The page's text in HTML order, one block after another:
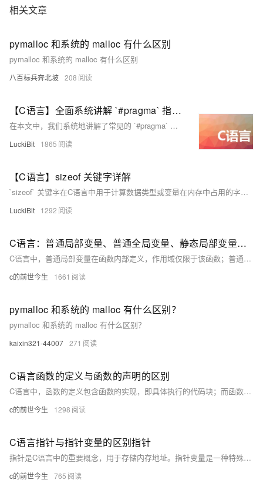
相关文章
pymalloc 和系统的 malloc 有什么区别
pymalloc 和系统的 malloc 有什么区别
八百标兵奔北坡 208
【C语言】全面系统讲解 `#pragma` 指令：从基本用法到高级应用
在本文中，我们系统地讲解了常见的 `#pragma` 指令，包括其基本用法、编译器支持情况、示例代码以及与传统方法的对比。`#pragma` 指令是一个强大的工具，可以帮助开发者精细控制编译器的行为，优化代码性能，避免错误，并确保跨平台兼容性。然而，使用这些指令时需要特别注意编译器的支持情况，因为并非所有的 `#pragma` 指令都能在所有编译器中得到支持。
LuckiBit 1865
【C语言】sizeof 关键字详解
`sizeof` 关键字在C语言中用于计算数据类型或变量在内存中占用的字节数。它是一个编译时操作符，对性能没有影响。`sizeof` 可以用于基本数据类型、数组、结构体、指针等，了解和正确使用 `sizeof` 对于内存管理和调试程序非常重要。
LuckiBit 1292
C语言：普通局部变量、普通全局变量、静态局部变量、静态全局变量的区别
C语言中，普通局部变量在函数内部定义，作用域仅限于该函数；普通全局变量在所有函数外部定义，作用域为整个文件；静态局部变量在函数内部定义但生命周期为整个程序运行期；静态全局变量在所有函数外部定义，但仅在定义它的文件内可见。
c的前世今生 1661
pymalloc 和系统的 malloc 有什么区别？
pymalloc 和系统的 malloc 有什么区别？
kaixin321-44007 271
C语言函数的定义与函数的声明的区别
C语言中，函数的定义包含函数的实现，即具体执行的代码块；而函数的声明仅描述函数的名称、返回类型和参数列表，用于告知编译器函数的存在，但不包含实现细节。声明通常放在头文件中，定义则在源文件中。
c的前世今生 1298
C语言指针与指针变量的区别指针
指针是C语言中的重要概念，用于存储内存地址。指针变量是一种特殊的变量，用于存放其他变量的内存地址，通过指针可以间接访问和修改该变量的值。指针与指针变量的主要区别在于：指针是一个泛指的概念，而指针变量是具体的实现形式。
c的前世今生 765